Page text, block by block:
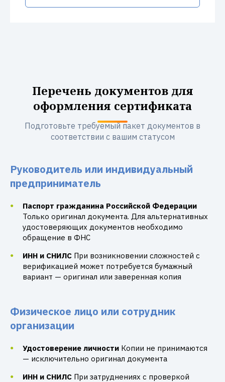
Перечень документов для
оформления сертификата
Подготовьте требуемый пакет документов в
соответствии с вашим статусом
Руководитель или индивидуальный
предприниматель
Паспорт гражданина Российской Федерации
Только оригинал документа. Для альтернативных
удостоверяющих документов необходимо
обращение в ФНС
ИНН и СНИЛС При возникновении сложностей с
верификацией может потребуется бумажный
вариант — оригинал или заверенная копия
Физическое лицо или сотрудник
организации
Удостоверение личности Копии не принимаются
— исключительно оригинал документа
ИНН и СНИЛС При затруднениях с проверкой